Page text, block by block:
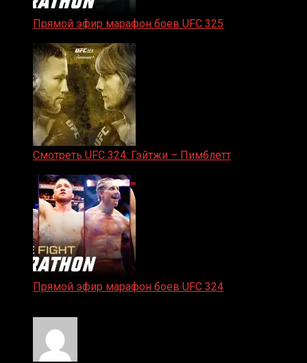
Прямой эфир марафон боев UFC 325
Смотреть UFC 324: Гэйтжи – Пимблетт
Прямой эфир марафон боев UFC 324